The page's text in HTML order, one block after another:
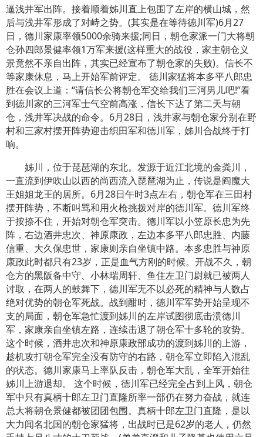
逼浅井军出阵。接着顺着姊川直上包围了左岸的横山城，然
后与浅井军形成了对峙之势。(其实是在等待德川军)6月27
日，德川家康率领5000余骑来援;同日，朝仓家派一门大将朝
仓孙四郎景健率领1万军来援(这样重大的战役，家主朝仓义
景竟然不亲自出阵，其实已经宣布了朝仓家的失败)。信长不
等家康休息，马上开始军前评定。 德川家猛将本多平八郎忠
胜在会议上道：“请信长公将朝仓军交给我们三河男儿吧!”看
到德川家的三河军士气空前高涨，信长下达了第二天与朝
仓，浅井军决战的命令。6月28日，浅井家与朝仓家分别在野
村和三家村摆开阵势迎击织田军和德川军，姊川合战终于打
响。
姊川，位于琵琶湖的东北。发源于近江北境的金粪川，
一直流到伊吹山以西的尚西流入琵琶湖为止，传说是阎魔大
王姐姐龙王的居所。6月28日午时3点左右，朝仓军在三田村
摆开阵势，不断叫骂和用火枪挑拨对岸的德川军。德川军终
于按捺不住，开始对朝仓军突击。德川军以小笠原长忠为先
阵，右边酒井忠次、神原康政，左边本多平八郎忠胜、内藤
信重、大久保忠世，家康则亲自坐镇中路。本多忠胜与神原
康政此时都只有23岁，正是血气方刚的时候。开战不久，朝
仓方的黑阪备中守、小林瑞周轩、鱼住左卫门尉就已被两人
讨取，在两人的鼓舞下，德川军无不以必死的精神与人数占
绝对优势的朝仓军死战。战到酣时，德川军军势开始呈现不
支的局面，朝仓军急忙渡到姊川的左岸试图彻底击溃德川
军，家康亲自坐镇左路，连续击退了朝仓军十多轮的攻势。
这个时候，酒井忠次和神原康政部成功的渡到姊川的上游，
趁机攻打朝仓军完全没有防守的右路，朝仓军立即陷入混乱
的状态。德川家康马上率队反击，朝仓军大乱，全军开始往
姊川上游退却。 这个时候，德川军已经完全占到上风，朝仓
军中只有真柄十郎左卫门直隆所率一部仍在努力奋战，就连
总大将朝仓景健都被团团包围。真柄十郎左卫门直隆，是以
大力闻名北国的朝仓家猛将，出战时已是62岁的老人，仍然